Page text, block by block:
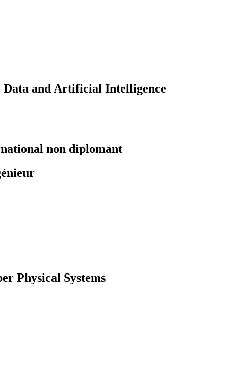
and Artificial Intelligence
non diplomant
Physical Systems